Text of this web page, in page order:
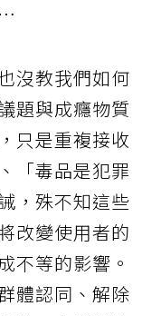
沒教我們如何
題與成癮物質
只是重複接收
「毒品是犯罪
，殊不知這些
改變使用者的
不等的影響。
體認同、解除